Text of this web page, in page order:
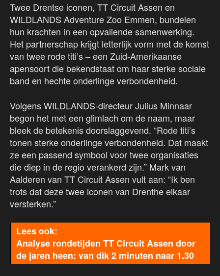
Twee Drentse iconen, TT Circuit Assen en
WILDLANDS Adventure Zoo Emmen, bundelen
hun krachten in een opvallende samenwerking.
Het partnerschap krijgt letterlijk vorm met de komst
van twee rode titi’s – een Zuid-Amerikaanse
apensoort die bekendstaat om haar sterke sociale
band en hechte onderlinge verbondenheid.
Volgens WILDLANDS-directeur Julius Minnaar
begon het met een glimlach om de naam, maar
bleek de betekenis doorslaggevend. “Rode titi’s
tonen sterke onderlinge verbondenheid. Dat maakt
ze een passend symbool voor twee organisaties
die diep in de regio verankerd zijn.” Mark van
Aalderen van TT Circuit Assen vult aan: “Ik ben
trots dat deze twee iconen van Drenthe elkaar
versterken.”
Analyse rondetijden TT Circuit Assen door
de jaren heen: van dik 2 minuten naar 1.30